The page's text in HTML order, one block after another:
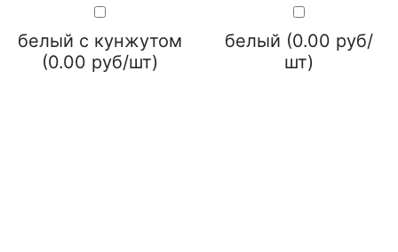
белый с кунжутом
(0.00 руб/шт)
белый (0.00 руб/
шт)